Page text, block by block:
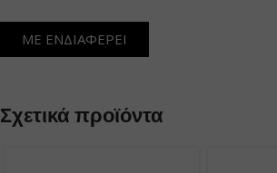
ΜΕ ΕΝΔΙΑΦΕΡΕΙ
Σχετικά προϊόντα